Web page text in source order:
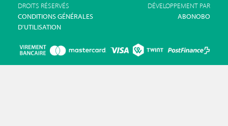
DROITS RÉSERVÉS
CONDITIONS GÉNÉRALES
D'UTILISATION
DÉVELOPPEMENT PAR
ABONOBO